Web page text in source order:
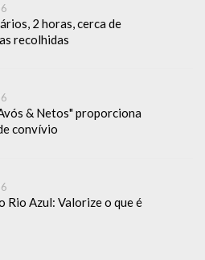
2 horas, cerca de
recolhidas
& Netos" proporciona
convívio
Rio Azul: Valorize o que é